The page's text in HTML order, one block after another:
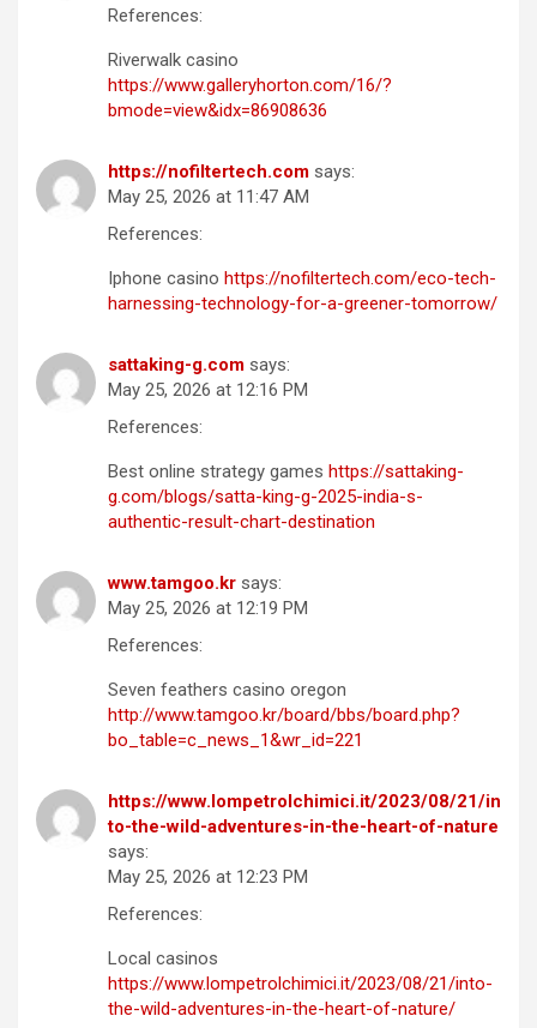
References:
Riverwalk casino
https://www.galleryhorton.com/16/?
bmode=view&idx=86908636
https://nofiltertech.com says:
May 25, 2026 at 11:47 AM
References:
Iphone casino https://nofiltertech.com/eco-tech-
harnessing-technology-for-a-greener-tomorrow/
sattaking-g.com says:
May 25, 2026 at 12:16 PM
References:
Best online strategy games https://sattaking-
g.com/blogs/satta-king-g-2025-india-s-
authentic-result-chart-destination
www.tamgoo.kr says:
May 25, 2026 at 12:19 PM
References:
Seven feathers casino oregon
http://www.tamgoo.kr/board/bbs/board.php?
bo_table=c_news_1&wr_id=221
https://www.lompetrolchimici.it/2023/08/21/in
to-the-wild-adventures-in-the-heart-of-nature
says:
May 25, 2026 at 12:23 PM
References:
Local casinos
https://www.lompetrolchimici.it/2023/08/21/into-
the-wild-adventures-in-the-heart-of-nature/